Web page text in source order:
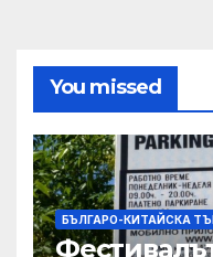
You missed
БЪЛГАРО-КИТАЙСКА